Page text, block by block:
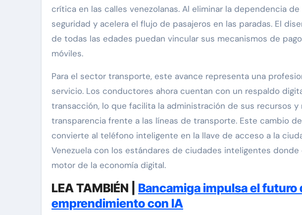
crítica en las calles venezolanas. Al eliminar la dependencia
seguridad y acelera el flujo de pasajeros en las paradas. El
de todas las edades puedan vincular sus mecanismos de
móviles.
Para el sector transporte, este avance representa una
servicio. Los conductores ahora cuentan con un respaldo
transacción, lo que facilita la administración de sus recursos y
transparencia frente a las líneas de transporte. Este cambio
convierte al teléfono inteligente en la llave de acceso a la
Venezuela con los estándares de ciudades inteligentes
motor de la economía digital.
LEA TAMBIÉN | Bancamiga impulsa el futuro
emprendimiento con IA